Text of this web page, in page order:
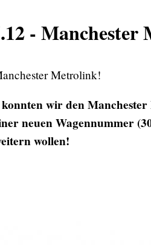
-
Metrolink!
wir den
neuen Wagennummer
wollen!